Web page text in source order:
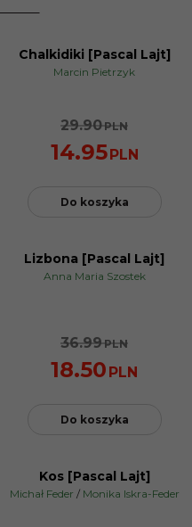
Chalkidiki [Pascal Lajt]
Marcin Pietrzyk
29.90PLN
14.95PLN
Do koszyka
Lizbona [Pascal Lajt]
Anna Maria Szostek
36.99PLN
18.50 PLN
Do koszyka
NOWOŚĆ
Kos [Pascal Lajt]
Michał Feder / Monika Iskra-Feder